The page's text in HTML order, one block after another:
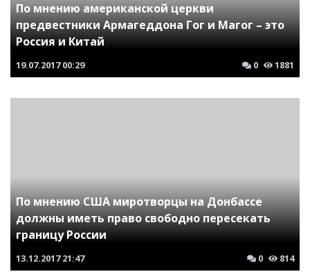
По мнению американской церкви
предвестники Армагеддона Гог и Магог – это
Россия и Китай
19.07.2017 00:29 0 1881
По мнению США миротворцы на Донбассе
должны иметь право свободно пересекать
границу России
13.12.2017 21:47 0 814